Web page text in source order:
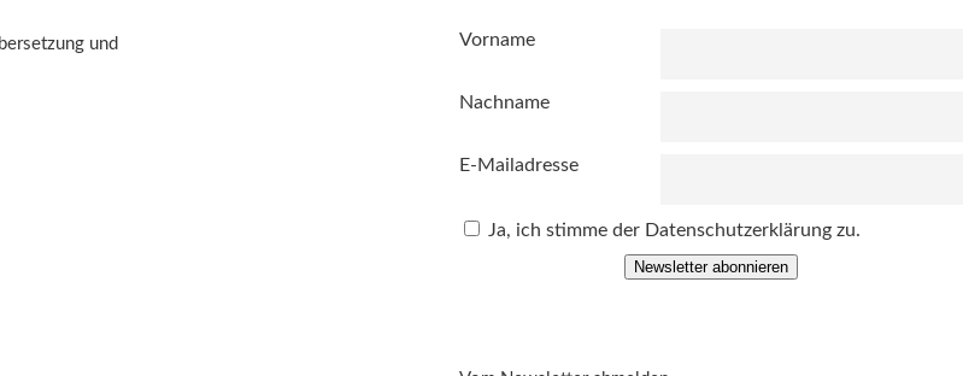
und
Vorname
Nachname
E-Mailadresse
Ja, ich stimme der Datenschutzerklärung zu.
Newsletter abonnieren